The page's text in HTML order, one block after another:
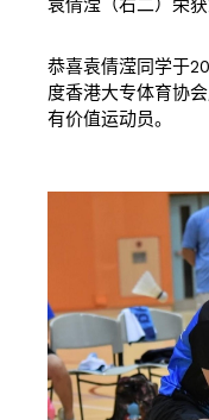
袁倩滢（右二）荣
恭喜袁倩滢同学于
度香港大专体育协
有价值运动员。